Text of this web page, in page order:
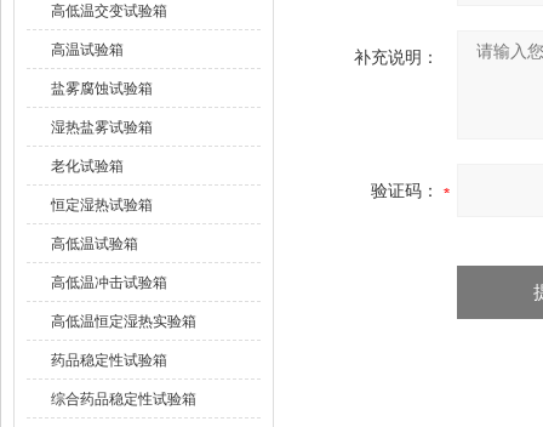
高低温交变试验箱
高温试验箱
盐雾腐蚀试验箱
湿热盐雾试验箱
老化试验箱
恒定湿热试验箱
高低温试验箱
高低温冲击试验箱
高低温恒定湿热实验箱
药品稳定性试验箱
综合药品稳定性试验箱
补充说明：
验证码：